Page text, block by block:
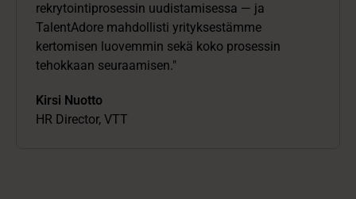
rekrytointiprosessin uudistamisessa — ja
TalentAdore mahdollisti yrityksestämme
kertomisen luovemmin sekä koko prosessin
tehokkaan seuraamisen."
Kirsi Nuotto
HR Director, VTT